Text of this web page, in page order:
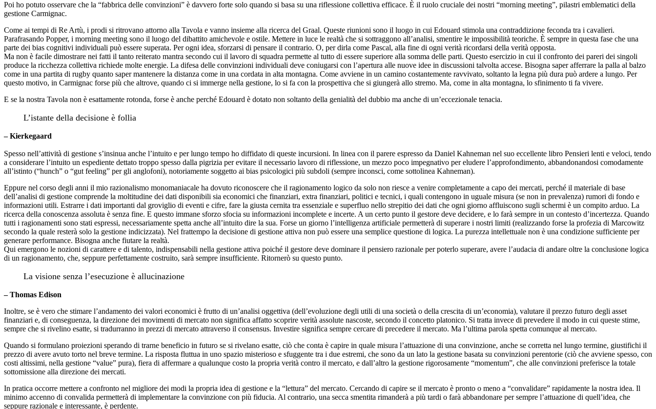
Poi ho potuto osservare che la “fabbrica delle convinzioni” è davvero forte solo quando si basa su una riflessione collettiva efficace. È il ruolo cruciale dei nostri “morning meeting”, pilastri emblematici della
gestione Carmignac.
Come ai tempi di Re Artù, i prodi si ritrovano attorno alla Tavola e vanno insieme alla ricerca del Graal. Queste riunioni sono il luogo in cui Edouard stimola una contraddizione feconda tra i cavalieri.
Parafrasando Popper, i morning meeting sono il luogo del dibattito amichevole e ostile. Mettere in luce le realtà che si sottraggono all’analisi, smentire le impossibilità teoriche. È sempre in questa fase che una
parte dei bias cognitivi individuali può essere superata. Per ogni idea, sforzarsi di pensare il contrario. O, per dirla come Pascal, alla fine di ogni verità ricordarsi della verità opposta.
Ma non è facile dimostrare nei fatti il tanto reiterato mantra secondo cui il lavoro di squadra permette al tutto di essere superiore alla somma delle parti. Questo esercizio in cui il confronto dei pareri dei singoli
produce la ricchezza collettiva richiede molte energie. La difesa delle convinzioni individuali deve coniugarsi con l’apertura alle nuove idee in discussioni talvolta accese. Bisogna saper afferrare la palla al balzo
come in una partita di rugby quanto saper mantenere la distanza come in una cordata in alta montagna. Come avviene in un camino costantemente ravvivato, soltanto la legna più dura può ardere a lungo. Per
questo motivo, in Carmignac forse più che altrove, quando ci si immerge nella gestione, lo si fa con la prospettiva che si giungerà allo stremo. Ma, come in alta montagna, lo sfinimento ti fa vivere.
E se la nostra Tavola non è esattamente rotonda, forse è anche perché Edouard è dotato non soltanto della genialità del dubbio ma anche di un’eccezionale tenacia.
L’istante della decisione è follia
– Kierkegaard
Spesso nell’attività di gestione s’insinua anche l’intuito e per lungo tempo ho diffidato di queste incursioni. In linea con il parere espresso da Daniel Kahneman nel suo eccellente libro Pensieri lenti e veloci, tendo
a considerare l’intuito un espediente dettato troppo spesso dalla pigrizia per evitare il necessario lavoro di riflessione, un mezzo poco impegnativo per eludere l’approfondimento, abbandonandosi comodamente
all’istinto (“hunch” o “gut feeling” per gli anglofoni), notoriamente soggetto ai bias psicologici più subdoli (sempre inconsci, come sottolinea Kahneman).
Eppure nel corso degli anni il mio razionalismo monomaniacale ha dovuto riconoscere che il ragionamento logico da solo non riesce a venire completamente a capo dei mercati, perché il materiale di base
dell’analisi di gestione comprende la moltitudine dei dati disponibili sia economici che finanziari, extra finanziari, politici e tecnici, i quali contengono in uguale misura (se non in prevalenza) rumori di fondo e
informazioni utili. Estrarre i dati importanti dal groviglio di eventi e cifre, fare la giusta cernita tra essenziale e superfluo nello strepitio dei dati che ogni giorno affluiscono sugli schermi è un compito arduo. La
ricerca della conoscenza assoluta è senza fine. E questo immane sforzo sfocia su informazioni incomplete e incerte. A un certo punto il gestore deve decidere, e lo farà sempre in un contesto d’incertezza. Quando
tutti i ragionamenti sono stati espressi, necessariamente spetta anche all’intuito dire la sua. Forse un giorno l’intelligenza artificiale permetterà di superare i nostri limiti (realizzando forse la profezia di Marcowitz
secondo la quale resterà solo la gestione indicizzata). Nel frattempo la decisione di gestione attiva non può essere una semplice questione di logica. La purezza intellettuale non è una condizione sufficiente per
generare performance. Bisogna anche fiutare la realtà.
Qui emergono le nozioni di carattere e di talento, indispensabili nella gestione attiva poiché il gestore deve dominare il pensiero razionale per poterlo superare, avere l’audacia di andare oltre la conclusione logica
di un ragionamento, che, seppure perfettamente costruito, sarà sempre insufficiente. Ritornerò su questo punto.
La visione senza l’esecuzione è allucinazione
– Thomas Edison
Inoltre, se è vero che stimare l’andamento dei valori economici è frutto di un’analisi oggettiva (dell’evoluzione degli utili di una società o della crescita di un’economia), valutare il prezzo futuro degli asset
finanziari e, di conseguenza, la direzione dei movimenti di mercato non significa affatto scoprire verità assolute nascoste, secondo il concetto platonico. Si tratta invece di prevedere il modo in cui queste stime,
sempre che si rivelino esatte, si tradurranno in prezzi di mercato attraverso il consensus. Investire significa sempre cercare di precedere il mercato. Ma l’ultima parola spetta comunque al mercato.
Quando si formulano proiezioni sperando di trarne beneficio in futuro se si rivelano esatte, ciò che conta è capire in quale misura l’attuazione di una convinzione, anche se corretta nel lungo termine, giustifichi il
prezzo di avere avuto torto nel breve termine. La risposta fluttua in uno spazio misterioso e sfuggente tra i due estremi, che sono da un lato la gestione basata su convinzioni perentorie (ciò che avviene spesso, con
costi altissimi, nella gestione “value” pura), fiera di affermare a qualunque costo la propria verità contro il mercato, e dall’altro la gestione rigorosamente “momentum”, che alle convinzioni preferisce la totale
sottomissione alla direzione dei mercati.
In pratica occorre mettere a confronto nel migliore dei modi la propria idea di gestione e la “lettura” del mercato. Cercando di capire se il mercato è pronto o meno a “convalidare” rapidamente la nostra idea. Il
minimo accenno di convalida permetterà di implementare la convinzione con più fiducia. Al contrario, una secca smentita rimanderà a più tardi o farà abbandonare per sempre l’attuazione di quell’idea, che
seppure razionale e interessante, è perdente.